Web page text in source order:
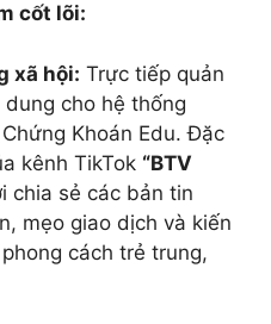
cốt lõi:
xã hội: Trực tiếp quản
cho hệ thống
Khoán Edu. Đặc
kênh TikTok “BTV
chia sẻ các bản tin
mẹo giao dịch và kiến
cách trẻ trung,